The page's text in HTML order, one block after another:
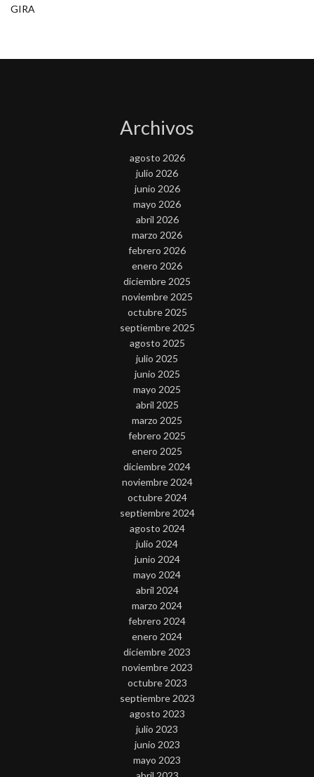
GIRA
Archivos
agosto 2026
julio 2026
junio 2026
mayo 2026
abril 2026
marzo 2026
febrero 2026
enero 2026
diciembre 2025
noviembre 2025
octubre 2025
septiembre 2025
agosto 2025
julio 2025
junio 2025
mayo 2025
abril 2025
marzo 2025
febrero 2025
enero 2025
diciembre 2024
noviembre 2024
octubre 2024
septiembre 2024
agosto 2024
julio 2024
junio 2024
mayo 2024
abril 2024
marzo 2024
febrero 2024
enero 2024
diciembre 2023
noviembre 2023
octubre 2023
septiembre 2023
agosto 2023
julio 2023
junio 2023
mayo 2023